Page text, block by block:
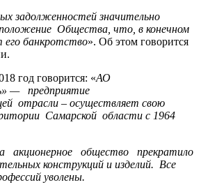
задолженностей значительно
Общества, что, в конечном
банкротство». Об этом говорится
год говорится: «АО
—
предприятие
отрасли – осуществляет свою
Самарской области с 1964
акционерное общество
прекратило
конструкций и изделий. Все
уволены.